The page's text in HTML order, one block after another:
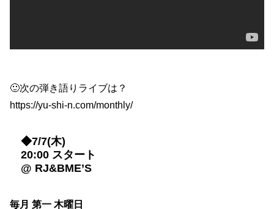
🙂次の弾き語りライブは？
https://yu-shi-n.com/monthly/
◆7/7(木)
20:00 スタート
@ RJ&BME’S
毎月 第一 木曜日